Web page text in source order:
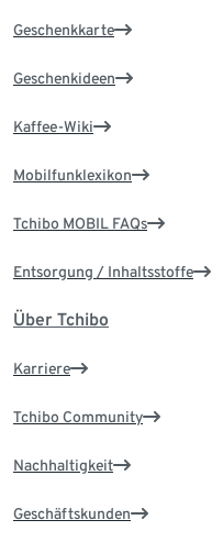
Geschenkkarte
Geschenkideen
Kaffee-Wiki
Mobilfunklexikon
Tchibo MOBIL FAQs
Entsorgung / Inhaltsstoffe
Über Tchibo
Karriere
Tchibo Community
Nachhaltigkeit
Geschäftskunden